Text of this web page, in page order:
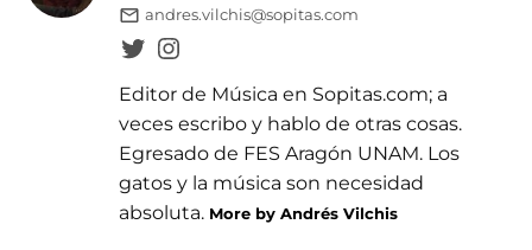
andres.vilchis@sopitas.com
Editor de Música en Sopitas.com; a
veces escribo y hablo de otras cosas.
Egresado de FES Aragón UNAM. Los
gatos y la música son necesidad
absoluta. More by Andrés Vilchis